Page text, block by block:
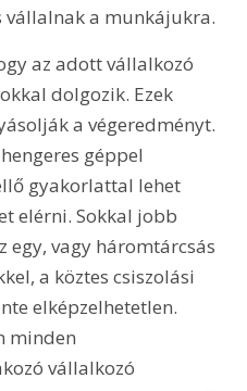
vállalnak a munkájukra.
az adott vállalkozó
dolgozik. Ezek
a végeredményt.
géppel
gyakorlattal lehet
elérni. Sokkal jobb
egy, vagy háromtárcsás
a köztes csiszolási
elképzelhetetlen.
minden
vállalkozó